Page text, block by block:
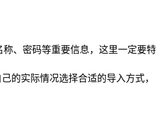
、密码等重要信息，这里一定要特
的实际情况选择合适的导入方式，